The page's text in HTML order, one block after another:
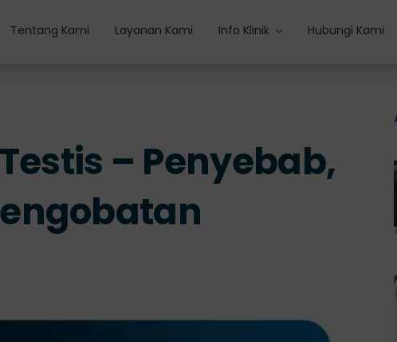
Tentang Kami Layanan Kami Info Klinik Hubungi Kami
– Penyebab,